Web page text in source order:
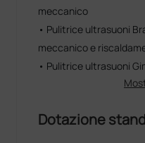
meccanico
• Pulitrice ultrasuoni
meccanico e
• Pulitrice ultrasuoni
Dotazione